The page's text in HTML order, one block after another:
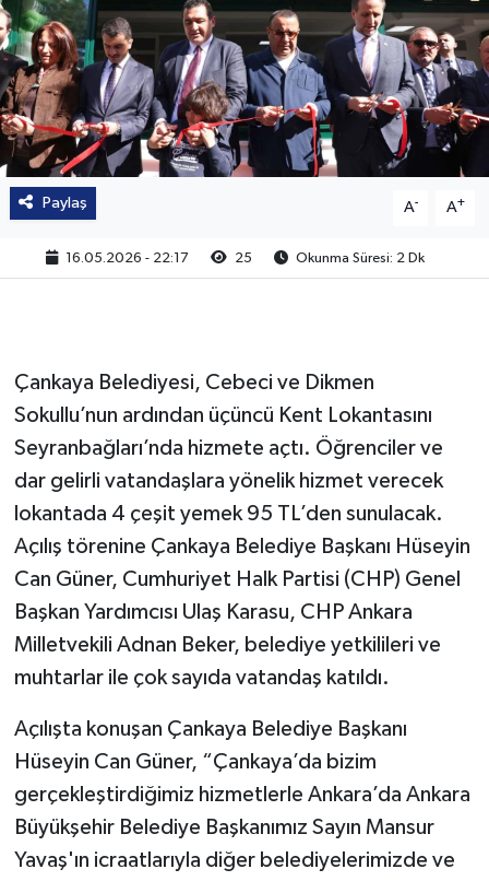
Paylaş A- A+
16.05.2026 - 22:17 25 Okunma Süresi: 2 Dk
Çankaya Belediyesi, Cebeci ve Dikmen
Sokullu’nun ardından üçüncü Kent Lokantasını
Seyranbağları’nda hizmete açtı. Öğrenciler ve
dar gelirli vatandaşlara yönelik hizmet verecek
lokantada 4 çeşit yemek 95 TL’den sunulacak.
Açılış törenine Çankaya Belediye Başkanı Hüseyin
Can Güner, Cumhuriyet Halk Partisi (CHP) Genel
Başkan Yardımcısı Ulaş Karasu, CHP Ankara
Milletvekili Adnan Beker, belediye yetkilileri ve
muhtarlar ile çok sayıda vatandaş katıldı.
Açılışta konuşan Çankaya Belediye Başkanı
Hüseyin Can Güner, “Çankaya’da bizim
gerçekleştirdiğimiz hizmetlerle Ankara’da Ankara
Büyükşehir Belediye Başkanımız Sayın Mansur
Yavaş'ın icraatlarıyla diğer belediyelerimizde ve